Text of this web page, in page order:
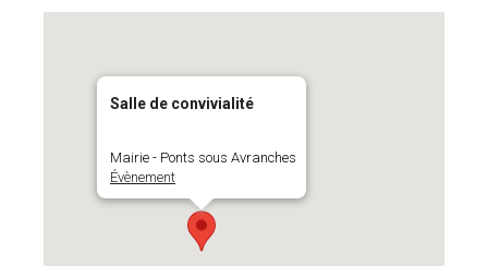
Salle de convivialité
Mairie - Ponts sous Avranches
Évènement